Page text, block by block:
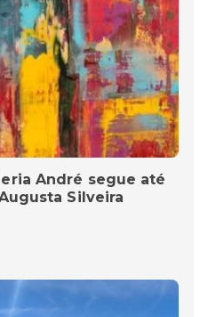
André segue até
Silveira